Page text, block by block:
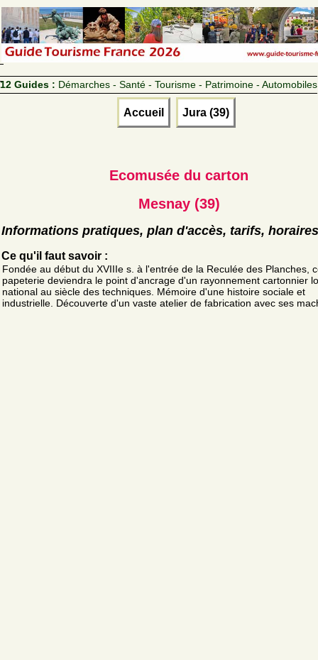
12 Guides : Démarches - Santé - Tourisme - Patrimoine - Automobiles
Accueil Jura (39)
Ecomusée du carton
Mesnay (39)
Informations pratiques, plan d'accès, tarifs, horaires
Ce qu'il faut savoir :
Fondée au début du XVIIIe s. à l'entrée de la Reculée des Planches,
papeterie deviendra le point d'ancrage d'un rayonnement cartonnier
national au siècle des techniques. Mémoire d'une histoire sociale et
industrielle. Découverte d'un vaste atelier de fabrication avec ses